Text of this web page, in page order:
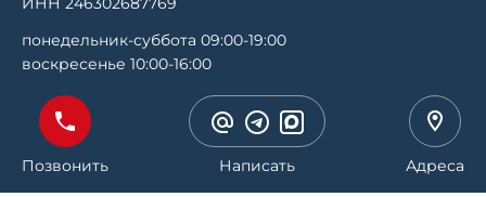
понедельник-суббота 09:00-19:00
воскресенье 10:00-16:00
Позвонить Написать Адреса